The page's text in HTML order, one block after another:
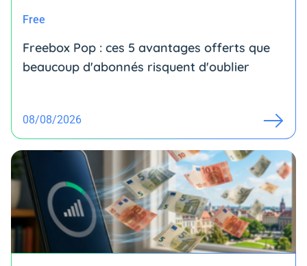
Free
Freebox Pop : ces 5 avantages offerts que
beaucoup d'abonnés risquent d'oublier
08/08/2026